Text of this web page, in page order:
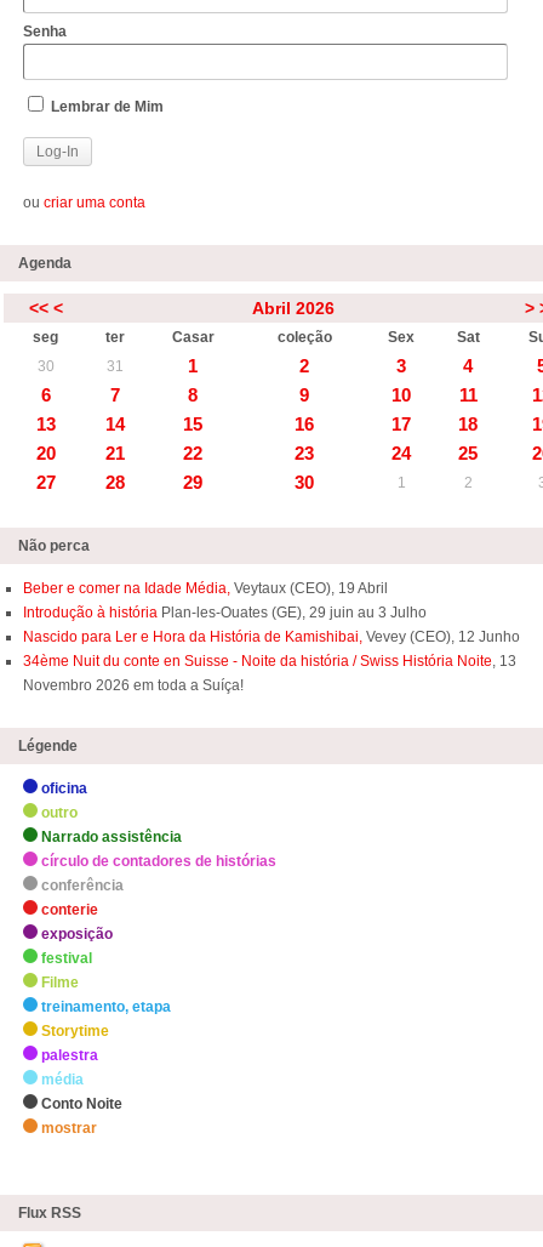
Senha
Lembrar de Mim
ou criar uma conta
Agenda
<< < Abril 2026 >
seg ter Casar coleção Sex Sat
30
31 1 2 3 4
6
7 8 9 10 11
13
14 15 16 17 18
20
21 22 23 24 25
27
28 29 30 1 2
Não perca
Beber e comer na Idade Média, Veytaux (CEO), 19 Abril
Introdução à história Plan-les-Ouates (GE), 29 juin au 3 Julho
Nascido para Ler e Hora da História de Kamishibai, Vevey (CEO), 12 Junho
34ème Nuit du conte en Suisse - Noite da história / Swiss História Noite, 13
Novembro 2026 em toda a Suíça!
Légende
oficina
outro
Narrado assistência
círculo de contadores de histórias
conferência
conterie
exposição
festival
Filme
treinamento, etapa
Storytime
palestra
média
Conto Noite
mostrar
Flux RSS